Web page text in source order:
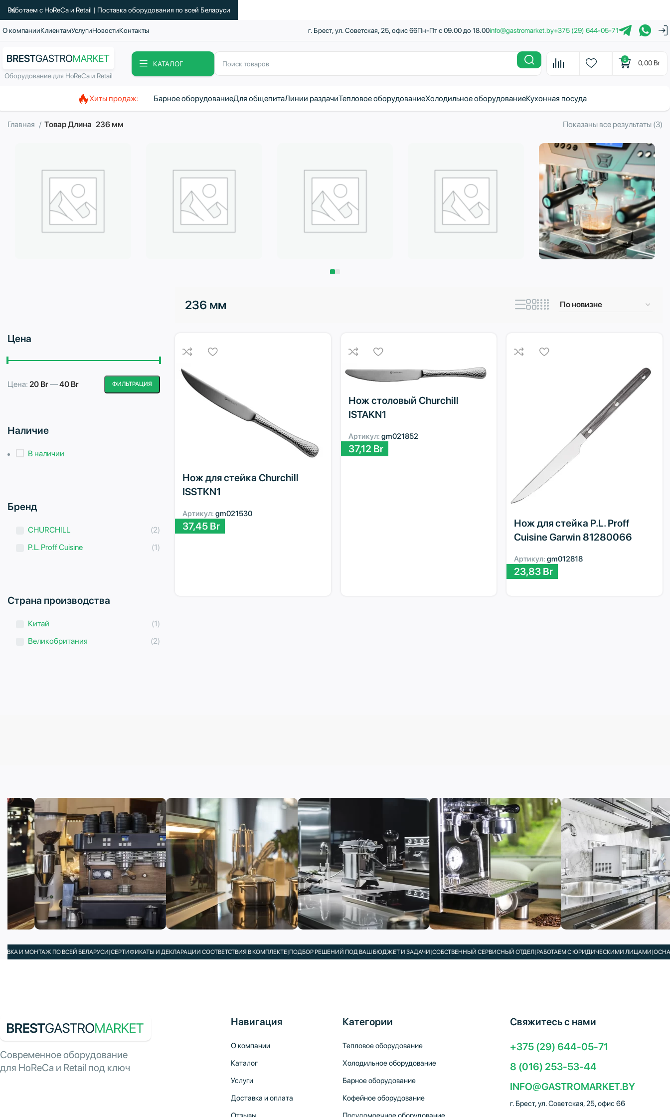
О компанииКлиентамУслугиНовостиКонтакты г. Брест, ул. Советская, 25, офис 66Пн-Пт с 09.00 до 18.00info@gastromarket.by+375 (29) 644-05-71
Оборудование для HoReCa и Retail
КАТАЛОГ
0 0,00 Br
Хиты продаж: Барное оборудованиеДля общепитаЛинии раздачиТепловое оборудованиеХолодильное оборудованиеКухонная посуда
Главная Товар Длина 236 мм Показаны все результаты (3)
Цена
Минимальная
Максимальная
ФИЛЬТРАЦИЯ
Цена: 20 Br—40 Br
Наличие
В наличии
Бренд
CHURCHILL
(2)
P.L. Proff Cuisine
(1)
Страна производства
Китай
(1)
Великобритания
(2)
236 мм
Нож для стейка Churchill
ISSTKN1
Артикул: gm021530
37,45 Br
Нож столовый Churchill
ISTAKN1
Артикул: gm021852
37,12 Br
Нож для стейка P.L. Proff
Cuisine Garwin 81280066
Артикул:gm012818
23,83 Br
МОНТАЖ ПО ВСЕЙ БЕЛАРУСИ|СЕРТИФИКАТЫ И ДЕКЛАРАЦИИ СООТВЕТСТВИЯ В КОМПЛЕКТЕ|ПОДБОР РЕШЕНИЙ ПОД ВАШ БЮДЖЕТ И ЗАДАЧИ|СОБСТВЕННЫЙ СЕРВИСНЫЙ ОТДЕЛ |РАБОТАЕМ С ЮРИДИЧЕСКИМИ ЛИЦАМИ|ОСНАЩАЕМ
Современное оборудование
для HoReCa и Retail под ключ
Навигация
О компании
Каталог
Услуги
Доставка и оплата
Категории
Тепловое оборудование
Холодильное оборудование
Барное оборудование
Кофейное оборудование
Свяжитесь с нами
+375 (29) 644-05-71
8 (016) 253-53-44
INFO@GASTROMARKET.BY
г. Брест, ул. Советская, 25, офис 66
Работаем с HoReCa и Retail | Поставка оборудования по всей Беларуси